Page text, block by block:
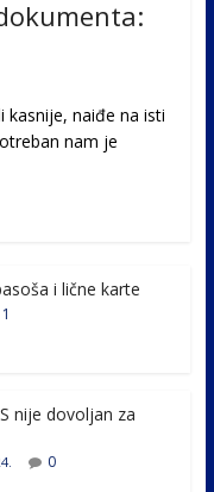
kasnije, naiđe na isti
nam je
i lične karte
1
nije dovoljan za
0